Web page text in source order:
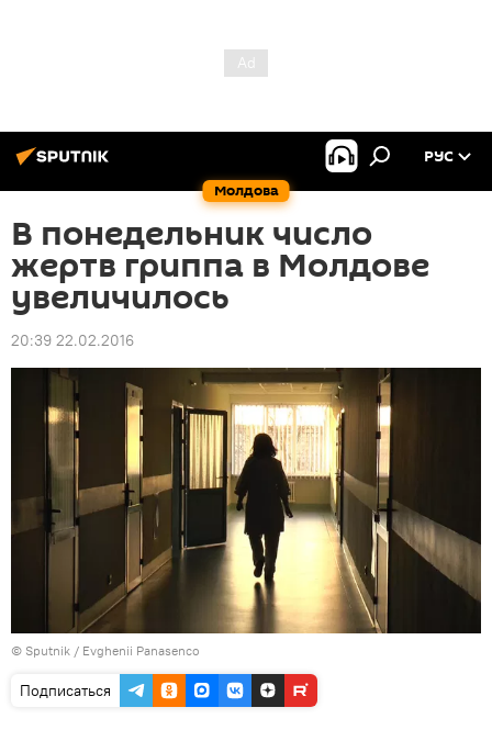
Молдова
РУС
В понедельник число
жертв гриппа в Молдове
увеличилось
20:39 22.02.2016
© Sputnik / Evghenii Panasenco
Подписаться